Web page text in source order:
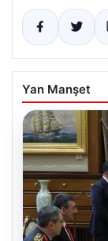
Yan Manşet